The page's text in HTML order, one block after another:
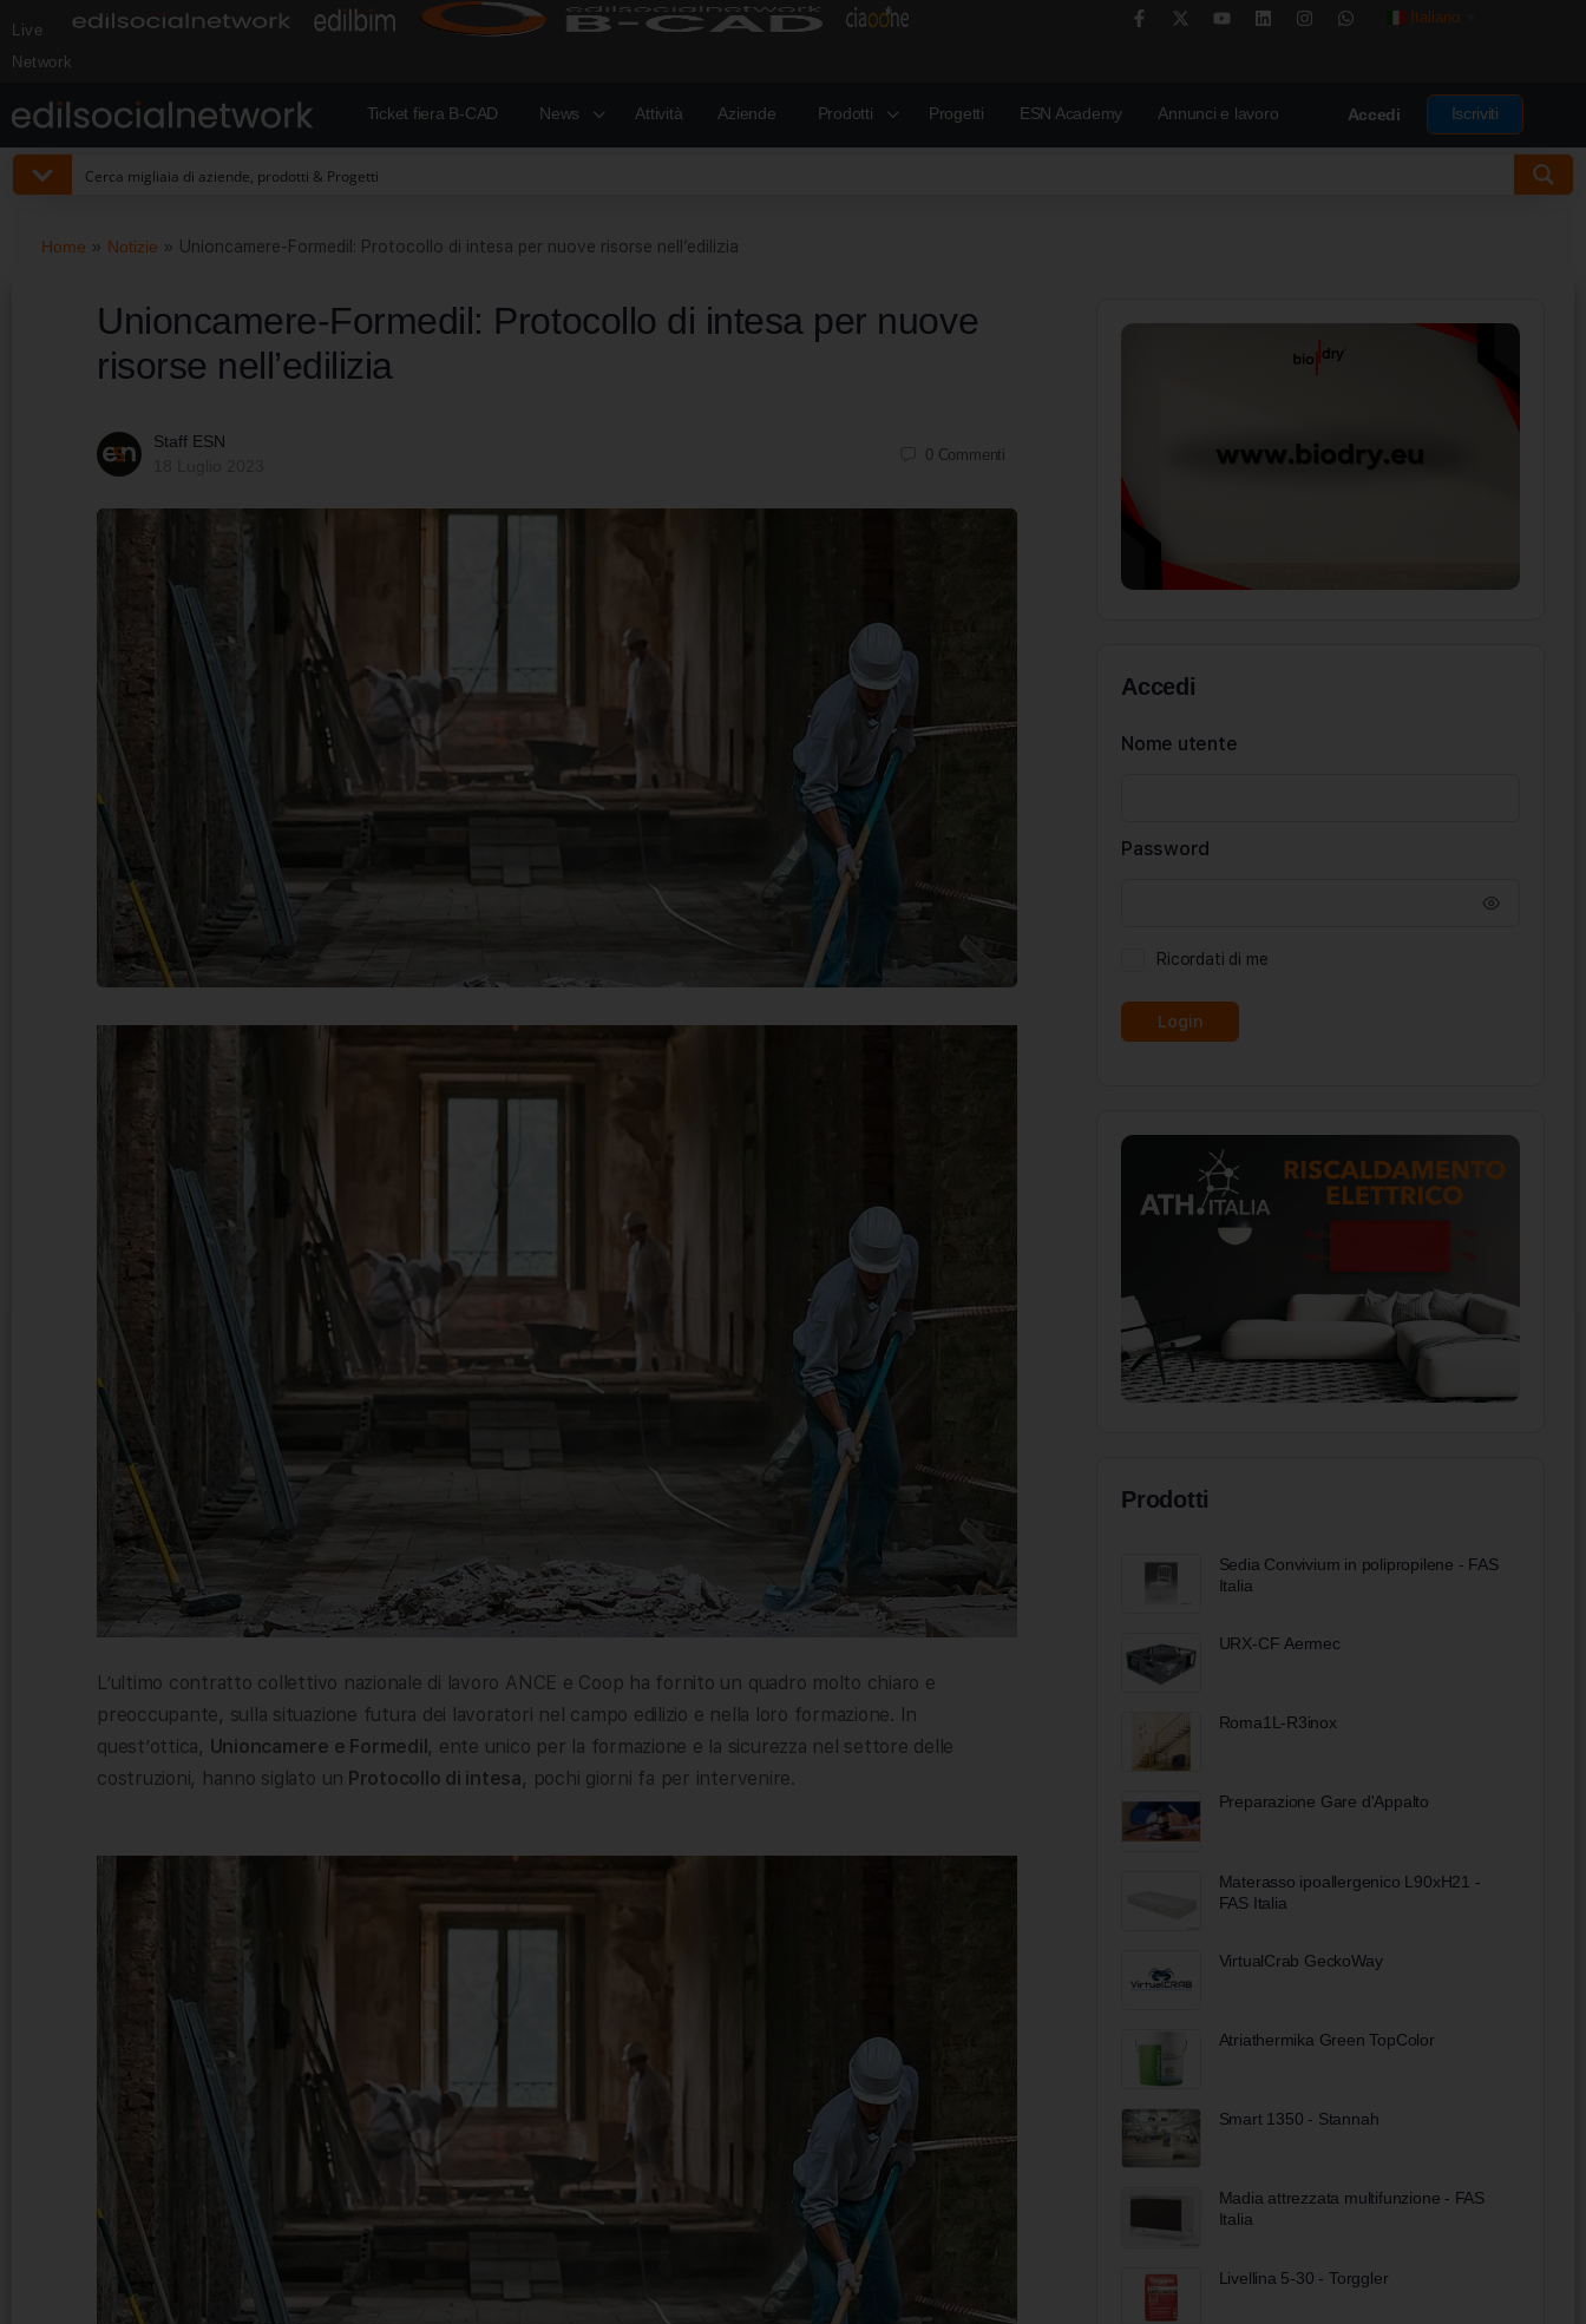
Live
Network
Italiano
Ticket fiera B-CAD News Attività Aziende Prodotti Progetti ESN Academy Annunci e lavoro Accedi Iscriviti
Home » Notizie » Unioncamere-Formedil: Protocollo di intesa per nuove risorse nell’edilizia
Unioncamere-Formedil: Protocollo di intesa per nuove
risorse nell’edilizia
Staff ESN
0 Commenti
L’ultimo contratto collettivo nazionale di lavoro ANCE e Coop ha fornito un quadro molto chiaro e
preoccupante, sulla situazione futura dei lavoratori nel campo edilizio e nella loro formazione. In
quest’ottica, Unioncamere e Formedil , ente unico per la formazione e la sicurezza nel settore delle
costruzioni, hanno siglato un Protocollo di intesa, pochi giorni fa per intervenire.
Accedi
Nome utente
Password
Ricordati di me
Prodotti
Sedia Convivium in polipropilene - FAS
Italia
URX-CF Aermec
Roma1L-R3inox
Preparazione Gare d'Appalto
Materasso ipoallergenico L90xH21 -
FAS Italia
VirtualCrab GeckoWay
Atriathermika Green TopColor
Smart 1350 - Stannah
Madia attrezzata multifunzione - FAS
Italia
Livellina 5-30 - Torggler